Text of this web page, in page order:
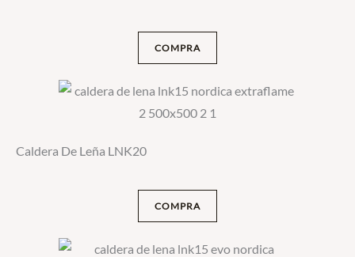
COMPRA
Caldera De Leña LNK20
COMPRA